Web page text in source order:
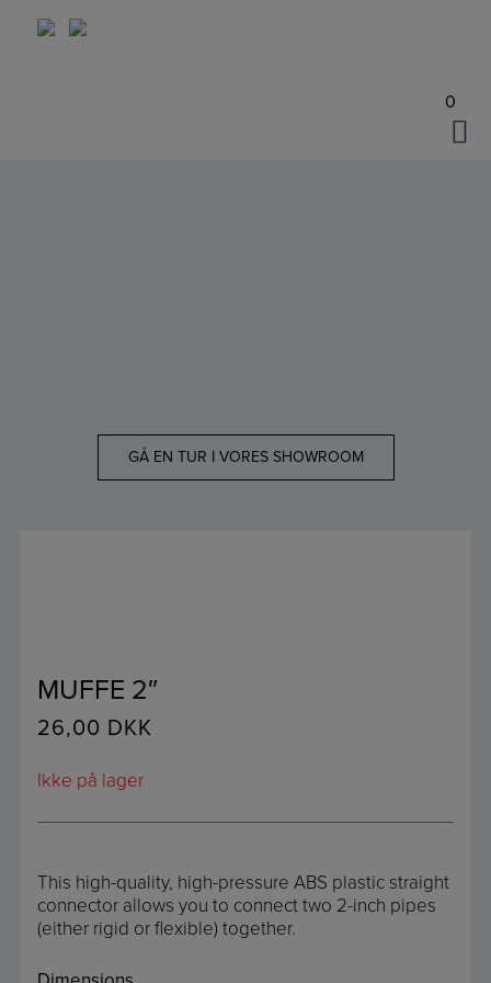
0
GÅ EN TUR I VORES SHOWROOM
MUFFE 2″
26,00 DKK
Ikke på lager
This high-quality, high-pressure ABS plastic straight
connector allows you to connect two 2-inch pipes
(either rigid or flexible) together.